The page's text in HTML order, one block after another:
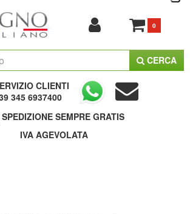
0
CERCA
CLIENTI
345 6937400
SPEDIZIONE SEMPRE GRATIS
IVA AGEVOLATA